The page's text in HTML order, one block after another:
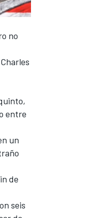
no
Charles
entre
un
de
seis